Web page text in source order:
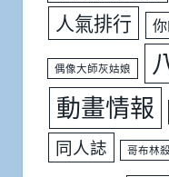
人氣排行
偶像大師灰姑娘
動畫情報
同人誌 哥布林